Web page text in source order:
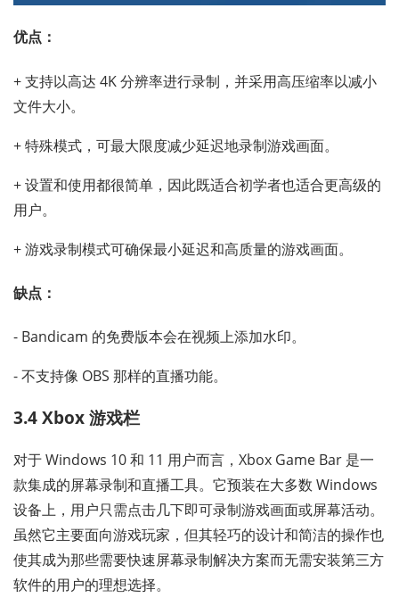
优点：
+ 支持以高达 4K 分辨率进行录制，并采用高压缩率以减小
文件大小。
+ 特殊模式，可最大限度减少延迟地录制游戏画面。
+ 设置和使用都很简单，因此既适合初学者也适合更高级的
用户。
+ 游戏录制模式可确保最小延迟和高质量的游戏画面。
缺点：
- Bandicam 的免费版本会在视频上添加水印。
- 不支持像 OBS 那样的直播功能。
3.4 Xbox 游戏栏
对于 Windows 10 和 11 用户而言，Xbox Game Bar 是一
款集成的屏幕录制和直播工具。它预装在大多数 Windows
设备上，用户只需点击几下即可录制游戏画面或屏幕活动。
虽然它主要面向游戏玩家，但其轻巧的设计和简洁的操作也
使其成为那些需要快速屏幕录制解决方案而无需安装第三方
软件的用户的理想选择。